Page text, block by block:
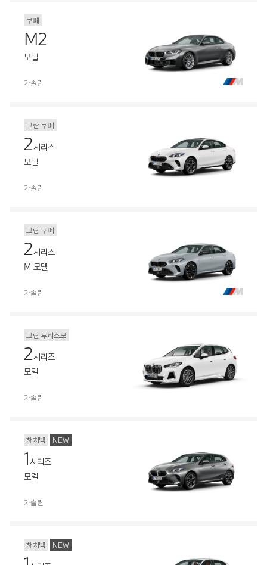
쿠페
M2
모델
가솔린
그란 쿠페
2시리즈
모델
가솔린
그란 쿠페
2시리즈
M 모델
가솔린
그란 투리스모
2시리즈
모델
가솔린
해치백 NEW
1시리즈
모델
가솔린
해치백 NEW